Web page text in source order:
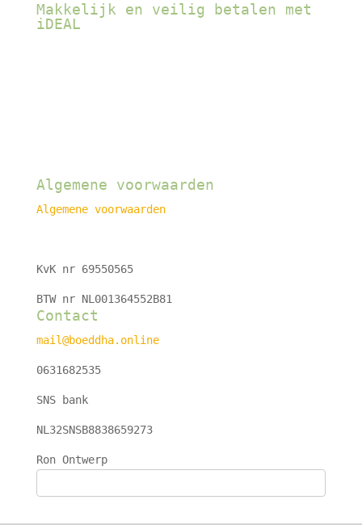
Makkelijk en veilig betalen met
iDEAL
Algemene voorwaarden
Algemene voorwaarden
KvK nr 69550565
BTW nr NL001364552B81
Contact
mail@boeddha.online
0631682535
SNS bank
NL32SNSB8838659273
Ron Ontwerp